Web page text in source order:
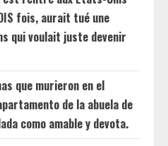
fois, aurait tué une
qui voulait juste devenir
que murieron en el
de la abuela de
como amable y devota.